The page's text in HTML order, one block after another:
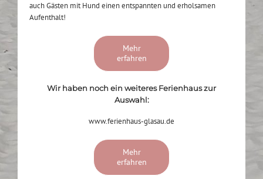
auch Gästen mit Hund einen entspannten und erholsamen
Aufenthalt!
Mehr
erfahren
Wir haben noch ein weiteres Ferienhaus zur
Auswahl:
www.ferienhaus-glasau.de
Mehr
erfahren